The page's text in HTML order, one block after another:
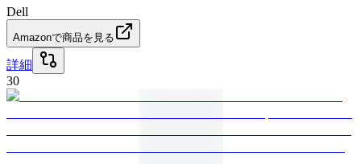
Dell
Amazonで商品を見る
詳細
30